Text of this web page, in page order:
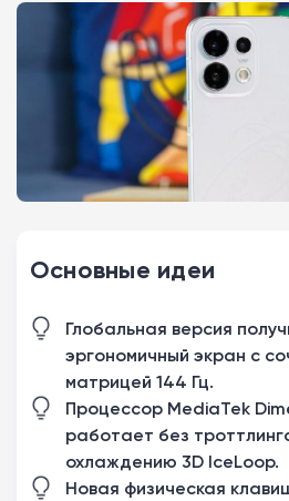
Основные идеи
Глобальная версия
эргономичный экран с
матрицей 144 Гц.
Процессор MediaTek
работает без
охлаждению 3D IceLoop.
Новая физическая